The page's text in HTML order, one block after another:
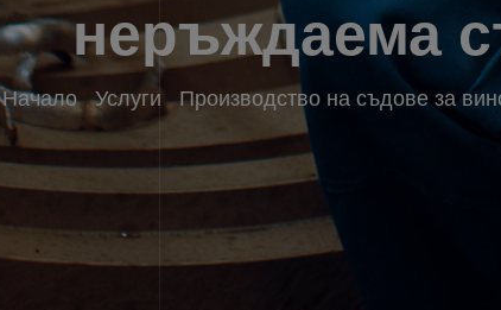
неръждаема
Начало Услуги Производство на съдове за